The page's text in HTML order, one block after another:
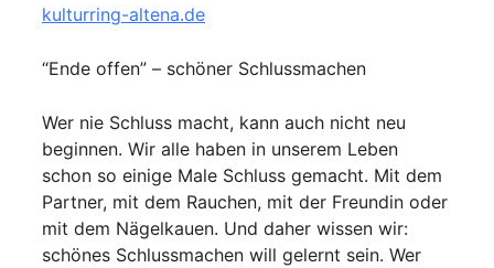
kulturring-altena.de
“Ende offen” – schöner Schlussmachen
Wer nie Schluss macht, kann auch nicht neu
beginnen. Wir alle haben in unserem Leben
schon so einige Male Schluss gemacht. Mit dem
Partner, mit dem Rauchen, mit der Freundin oder
mit dem Nägelkauen. Und daher wissen wir:
schönes Schlussmachen will gelernt sein. Wer